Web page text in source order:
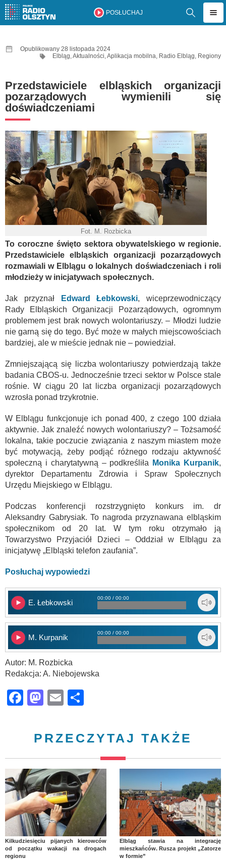
POSŁUCHAJ
Opublikowany 28 listopada 2024
Elbląg,Aktualności,Aplikacja mobilna, Radio Elbląg, Regiony
Przedstawiciele elbląskich organizacji
pozarządowych wymienili się
doświadczeniami
Fot. M. Rozbicka
To coroczne święto sektora obywatelskiego w regionie.
Przedstawiciele elbląskich organizacji pozarządowych
rozmawiali w Elblągu o lokalnych doświadczeniach i roli
młodzieży w inicjatywach społecznych.
Jak przyznałEdward Łebkowski, wiceprzewodniczący
Rady Elbląskich Organizacji Pozarządowych, ogromnym
problemem jest brak nowych wolontariuszy. – Młodzi ludzie
nie garną się do tego. Być może w małych miejscowościach
bardziej, ale w mieście jednak nie – powiedział.
Zmniejszającą się liczba wolontariuszy potwierdzają także
badania CBOS-u. Jednocześnie trzeci sektor w Polsce stale
rośnie. W ciągu 20 lat liczba organizacji pozarządowych
wzrosła ponad trzykrotnie.
W Elblągu funkcjonuje ich ponad 400, z czego 100 działa
aktywnie. Jak znaleźć nowych wolontariuszy? – Tożsamość
lokalna, takie poczucie związania z naszym miastem może
być motywacją, żeby podjąć różnego rodzaju aktywność
społeczną i charytatywną – podkreśliła
Monika Kurpanik,
dyrektor Departamentu Zdrowia i Spraw Społecznych
Urzędu Miejskiego w Elblągu.
Podczas konferencji rozstrzygnięto konkurs im. dr
Aleksandry Gabrysiak. To nagroda przyznawana elbląskim
społecznikom od 20 lat. W tym roku otrzymało ją
Towarzystwo Przyjaciół Dzieci – Oddział w Elblągu za
inicjatywę „Elbląski telefon zaufania”.
Posłuchaj wypowiedzi
E. Łebkowski
00:00 / 00:00
M. Kurpanik
00:00 / 00:00
Autor: M. Rozbicka
Redakcja: A. Niebojewska
Facebook
Mastodon
Email
PRZECZYTAJ TAKŻE
Kilkudziesięciu pijanych kierowców
od początku wakacji na drogach
regionu
Elbląg stawia na integrację
mieszkańców. Rusza projekt „Zatorze
w formie”